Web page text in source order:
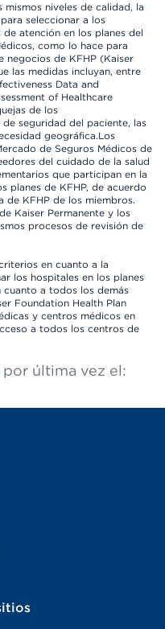
niveles de calidad, la
seleccionar a los
atención en los planes del
como lo hace para
negocios de KFHP (Kaiser
las medidas incluyan, entre
Data and
of Healthcare
de los
seguridad del paciente, las
geográfica.Los
de Seguros Médicos de
del cuidado de la salud
que participan en la
planes de KFHP, de acuerdo
KFHP de los miembros.
Kaiser Permanente y los
procesos de revisión de
en cuanto a la
los hospitales en los planes
cuanto a todos los demás
Foundation Health Plan
y centros médicos en
a todos los centros de
última vez el: